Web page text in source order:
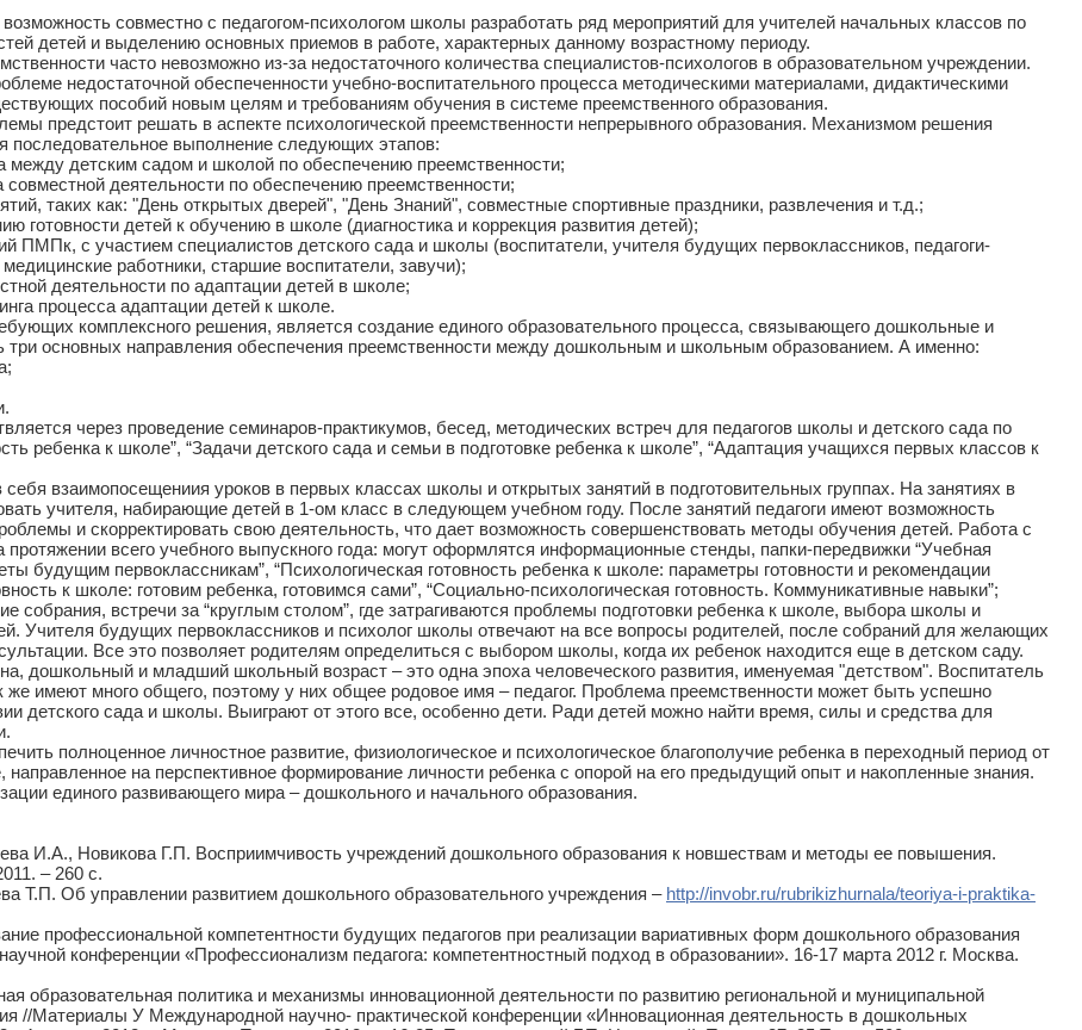
совместно с педагогом-психологом школы разработать ряд мероприятий для учителей начальных классов по
детей и выделению основных приемов в работе, характерных данному возрастному периоду.
часто невозможно из-за недостаточного количества специалистов-психологов в образовательном учреждении.
недостаточной обеспеченности учебно-воспитательного процесса методическими материалами, дидактическими
пособий новым целям и требованиям обучения в системе преемственного образования.
предстоит решать в аспекте психологической преемственности непрерывного образования. Механизмом решения
последовательное выполнение следующих этапов:
детским садом и школой по обеспечению преемственности;
деятельности по обеспечению преемственности;
как: "День открытых дверей", "День Знаний", совместные спортивные праздники, развлечения и т.д.;
детей к обучению в школе (диагностика и коррекция развития детей);
с участием специалистов детского сада и школы (воспитатели, учителя будущих первоклассников, педагоги-
работники, старшие воспитатели, завучи);
по адаптации детей в школе;
адаптации детей к школе.
комплексного решения, является создание единого образовательного процесса, связывающего дошкольные и
основных направления обеспечения преемственности между дошкольным и школьным образованием. А именно:
через проведение семинаров-практикумов, бесед, методических встреч для педагогов школы и детского сада по
ребенка к школе”, “Задачи детского сада и семьи в подготовке ребенка к школе”, “Адаптация учащихся первых классов к
взаимопосещениия уроков в первых классах школы и открытых занятий в подготовительных группах. На занятиях в
учителя, набирающие детей в 1-ом класс в следующем учебном году. После занятий педагоги имеют возможность
и скорректировать свою деятельность, что дает возможность совершенствовать методы обучения детей. Работа с
всего учебного выпускного года: могут оформлятся информационные стенды, папки-передвижки “Учебная
будущим первоклассникам”, “Психологическая готовность ребенка к школе: параметры готовности и рекомендации
к школе: готовим ребенка, готовимся сами”, “Социально-психологическая готовность. Коммуникативные навыки”;
собрания, встречи за “круглым столом”, где затрагиваются проблемы подготовки ребенка к школе, выбора школы и
Учителя будущих первоклассников и психолог школы отвечают на все вопросы родителей, после собраний для желающих
Все это позволяет родителям определиться с выбором школы, когда их ребенок находится еще в детском саду.
и младший школьный возраст – это одна эпоха человеческого развития, именуемая "детством". Воспитатель
же имеют много общего, поэтому у них общее родовое имя – педагог. Проблема преемственности может быть успешно
детского сада и школы. Выиграют от этого все, особенно дети. Ради детей можно найти время, силы и средства для
полноценное личностное развитие, физиологическое и психологическое благополучие ребенка в переходный период от
направленное на перспективное формирование личности ребенка с опорой на его предыдущий опыт и накопленные знания.
единого развивающего мира – дошкольного и начального образования.
Новикова Г.П. Восприимчивость учреждений дошкольного образования к новшествам и методы ее повышения.
– 260 с.
Об управлении развитием дошкольного образовательного учреждения – http://invobr.ru/rubrikizhurnala/teoriya-i-praktika-
компетентности будущих педагогов при реализации вариативных форм дошкольного образования
конференции «Профессионализм педагога: компетентностный подход в образовании». 16-17 марта 2012 г. Москва.
политика и механизмы инновационной деятельности по развитию региональной и муниципальной
//Материалы У Международной научно- практической конференции «Инновационная деятельность в дошкольных